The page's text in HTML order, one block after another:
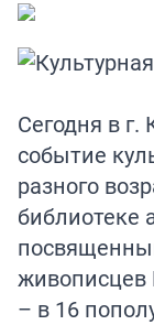
Сегодня в
событие
разного
библиотеке
живописцев
– в 16